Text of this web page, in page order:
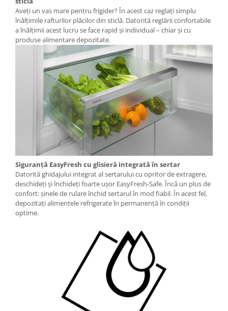
Aveţi un vas mare pentru frigider? În acest caz reglaţi simplu
înălţimile rafturilor plăcilor din sticlă. Datorită reglării confortabile
a înălţimii acest lucru se face rapid şi individual – chiar şi cu
produse alimentare depozitate.
Siguranță EasyFresh cu glisieră integrată în sertar
Datorită ghidajului integrat al sertarului cu opritor de extragere,
deschideţi şi închideţi foarte uşor EasyFresh-Safe. Încă un plus de
confort: șinele de rulare închid sertarul în mod fiabil. În acest fel,
depozitaţi alimentele refrigerate în permanenţă în condiţii
optime.